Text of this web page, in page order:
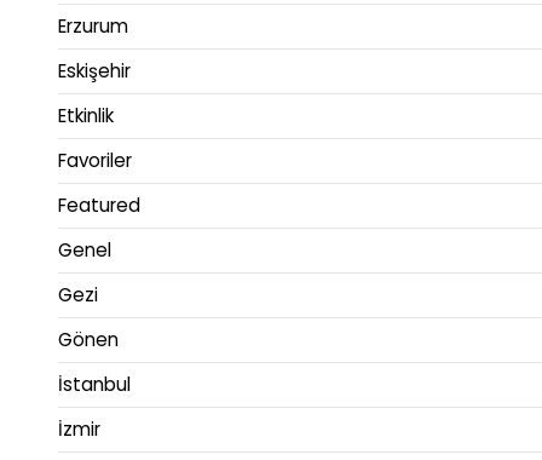
Erzurum
Eskişehir
Etkinlik
Favoriler
Featured
Genel
Gezi
Gönen
İstanbul
İzmir